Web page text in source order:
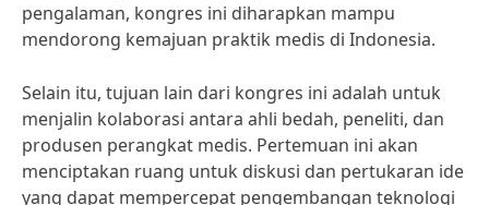
pengalaman, kongres ini diharapkan mampu
mendorong kemajuan praktik medis di Indonesia.
Selain itu, tujuan lain dari kongres ini adalah untuk
menjalin kolaborasi antara ahli bedah, peneliti, dan
produsen perangkat medis. Pertemuan ini akan
menciptakan ruang untuk diskusi dan pertukaran ide
yang dapat mempercepat pengembangan teknologi